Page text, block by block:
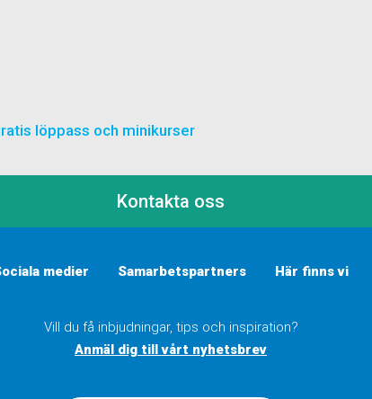
löppass och minikurser
Kontakta oss
medier Samarbetspartners Här finns vi
Vill du få inbjudningar, tips och inspiration?
Anmäl dig till vårt nyhetsbrev